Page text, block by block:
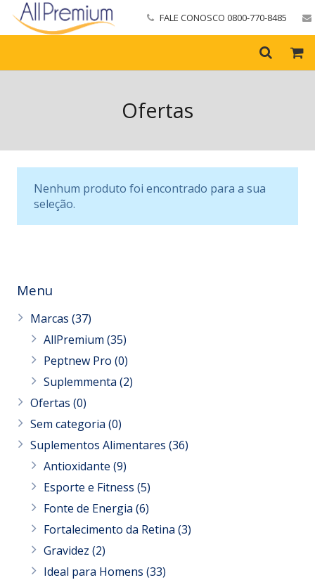
FALE CONOSCO 0800-770-8485
Ofertas
Nenhum produto foi encontrado para a sua
seleção.
Menu
Marcas (37)
AllPremium (35)
Peptnew Pro (0)
Suplemmenta (2)
Ofertas (0)
Sem categoria (0)
Suplementos Alimentares (36)
Antioxidante (9)
Esporte e Fitness (5)
Fonte de Energia (6)
Fortalecimento da Retina (3)
Gravidez (2)
Ideal para Homens (33)